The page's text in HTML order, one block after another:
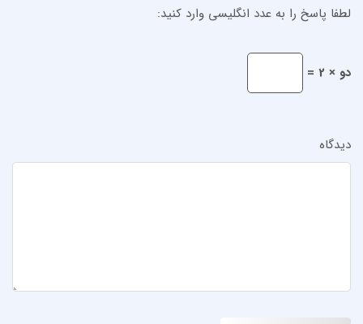
لطفا پاسخ را به عدد انگلیسی وارد کنید:
دو × 2 =
دیدگاه